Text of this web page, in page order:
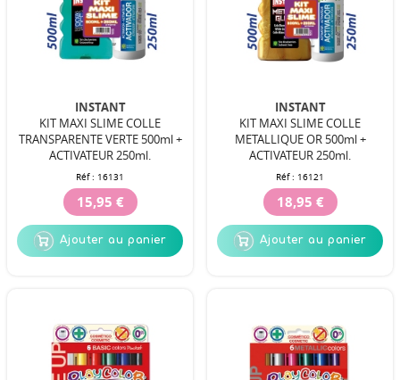
INSTANT
KIT MAXI SLIME COLLE
TRANSPARENTE VERTE 500ml +
ACTIVATEUR 250ml.
Réf : 16131
15,95 €
Ajouter au panier
INSTANT
KIT MAXI SLIME COLLE
METALLIQUE OR 500ml +
ACTIVATEUR 250ml.
Réf : 16121
18,95 €
Ajouter au panier